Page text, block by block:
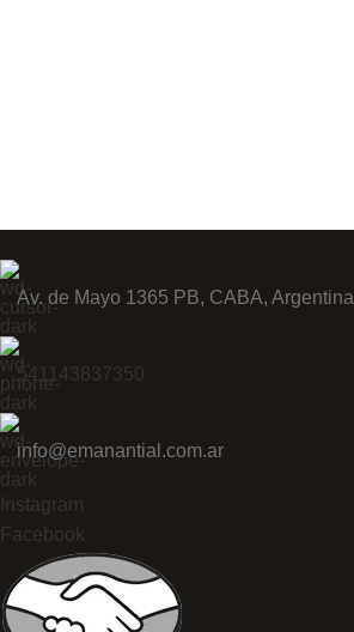
Av. de Mayo 1365 PB, CABA, Argentina
541143837350
info@emanantial.com.ar
Instagram
Facebook